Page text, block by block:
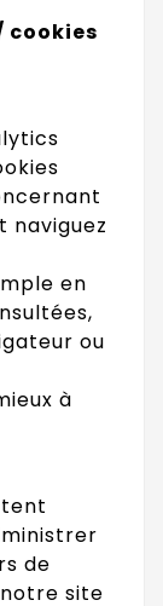
cookies
naviguez
en
ou
à
de
site